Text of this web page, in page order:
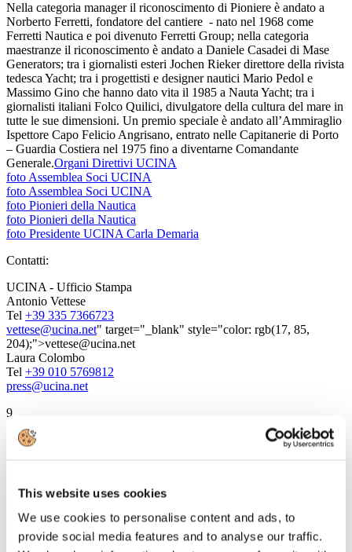
This website uses cookies
We use cookies to personalise content and ads, to
provide social media features and to analyse our traffic.
Nella categoria manager il riconoscimento di Pioniere è andato a
Norberto Ferretti, fondatore del cantiere - nato nel 1968 come
Ferretti Nautica e poi divenuto Ferretti Group; nella categoria
maestranze il riconoscimento è andato a Daniele Casadei di Mase
Generators; tra i giornalisti esteri Jochen Rieker direttore della rivista
tedesca Yacht; tra i progettisti e designer nautici Mario Pedol e
Massimo Gino che hanno dato vita il 1985 a Nauta Yacht; tra i
giornalisti italiani Folco Quilici, divulgatore della cultura del mare in
tutte le sue dimensioni. Un premio speciale è andato all’Ammiraglio
Ispettore Capo Felicio Angrisano, entrato nelle Capitanerie di Porto
– Guardia Costiera nel 1975 fino a diventarne Comandante
Generale.Organi Direttivi UCINA
foto Assemblea Soci UCINA
foto Assemblea Soci UCINA
foto Pionieri della Nautica
foto Pionieri della Nautica
foto Presidente UCINA Carla Demaria
Contatti:
UCINA - Ufficio Stampa
Antonio Vettese
Tel +39 335 7366723
vettese@ucina.net" target="_blank" style="color: rgb(17, 85,
204);">vettese@ucina.net
Laura Colombo
Tel +39 010 5769812
press@ucina.net
9
Giugno
2015
CONTRATTO
interessa circa 6700 agenzie e 16 milioni di clienti
l’accordo amplia la gamma dei servizi acquistabili dai